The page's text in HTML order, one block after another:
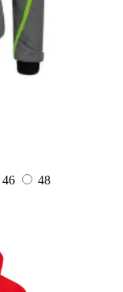
46
48